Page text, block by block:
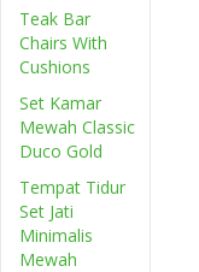
Teak Bar
Chairs With
Cushions
Set Kamar
Mewah Classic
Duco Gold
Tempat Tidur
Set Jati
Minimalis
Mewah